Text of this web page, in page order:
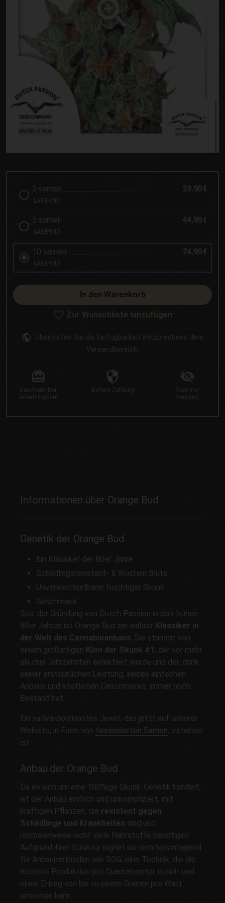
3 samen 29.95€
LAGERND
5 samen 44.95€
LAGERND
10 samen 74.95€
LAGERND
In den Warenkorb
Zur Wunschliste hinzufügen
Überprüfen Sie die Verfügbarkeit entsprechend dem
Versandbereich.
Geschenk Bei
Jedem Einkauf
Sichere Zahlung
Diskreter
Versand
Informationen über Orange Bud
Genetik der Orange Bud
Ein Klassiker der 80er Jahre
Schädlingsresistent- 8 Wochen Blüte
Unverwechselbarer fruchtiger Skunk
Geschmack
Seit der Gründung von Dutch Passion in den frühen
80er Jahren ist Orange Bud ein wahrer Klassiker in
der Welt des Cannabisanbaus. Sie stammt von
einem großartigen Klon der Skunk #1 , der vor mehr
als drei Jahrzehnten selektiert wurde und der, dank
seiner erstaunlichen Leistung, seines einfachen
Anbaus und köstlichen Geschmacks, immer noch
Bestand hat.
Ein sativa-dominantes Juwel, das jetzt auf unserer
Website, in Form von feminisierten Samen, zu haben
ist.
Anbau der Orange Bud
Da es sich um eine 100%ige Skunk-Genetik handelt,
ist der Anbau einfach und unkompliziert, mit
kräftigen Pflanzen, die resistent gegen
Schädlinge und Krankheiten sind und
normalerweise nicht viele Nährstoffe benötigen.
Aufgrund ihrer Struktur eignet sie sich hervorragend
für Anbaumethoden wie SOG, eine Technik, die die
höchste Produktion pro Quadratmeter erzielt und
einen Ertrag von bis zu einem Gramm pro Watt
erreichen kann.